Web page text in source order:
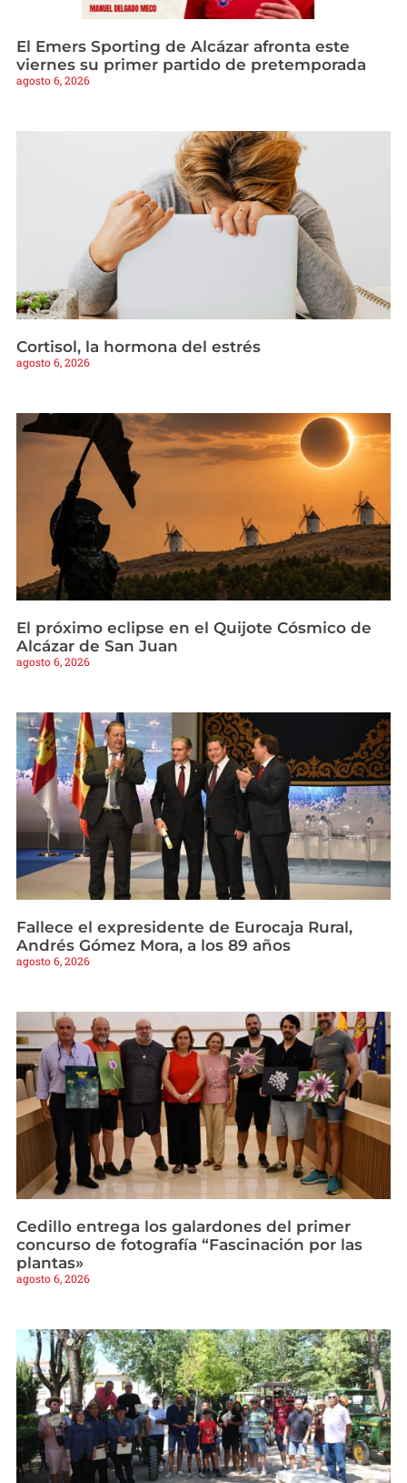
El Emers Sporting de Alcázar afronta este
viernes su primer partido de pretemporada
agosto 6, 2026
Cortisol, la hormona del estrés
agosto 6, 2026
El próximo eclipse en el Quijote Cósmico de
Alcázar de San Juan
agosto 6, 2026
Fallece el expresidente de Eurocaja Rural,
Andrés Gómez Mora, a los 89 años
agosto 6, 2026
Cedillo entrega los galardones del primer
concurso de fotografía “Fascinación por las
plantas»
agosto 6, 2026